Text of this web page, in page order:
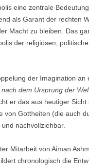
eine zentrale
als Garant der rechten
Macht zu bleiben. Das
der religiösen,
der Imagination
dem Ursprung der
er das aus heutiger
von Gottheiten (die auch
nachvollziehbar.
Mitarbeit von Aiman
chronologisch die